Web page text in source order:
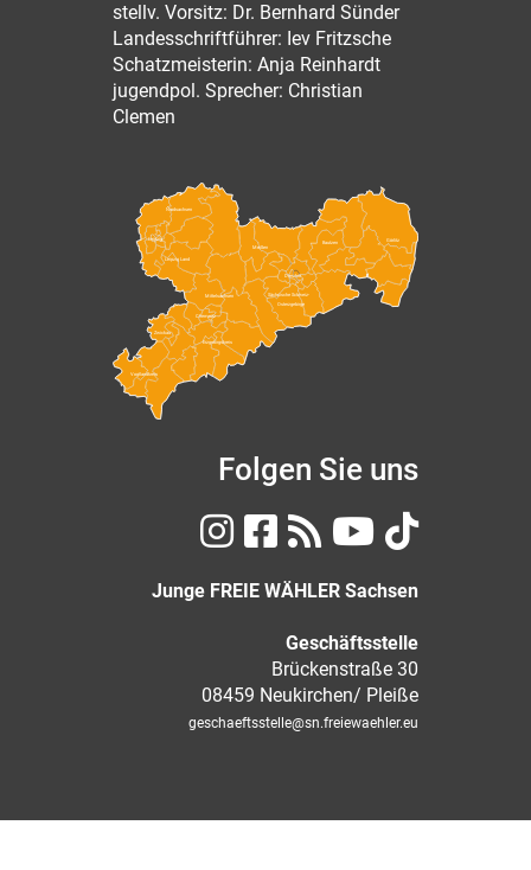
stellv. Vorsitz: Dr. Bernhard Sünder
Landesschriftführer: Iev Fritzsche
Schatzmeisterin: Anja Reinhardt
jugendpol. Sprecher: Christian
Clemen
Bautzen Görlitz
Leipzig
Leipzig Land
Meißen
Erzgebirgskreis
Mittelsachsen
Nordsachsen
Osterzgebirge
Sächsische Schweiz-
Vogtlandkreis
Zwickau
Dresden
Chemnitz
Folgen Sie uns
Junge FREIE WÄHLER Sachsen
Geschäftsstelle
Brückenstraße 30
08459 Neukirchen/ Pleiße
geschaeftsstelle@sn.freiewaehler.eu